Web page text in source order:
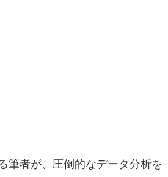
筆者が、圧倒的なデータ分析を